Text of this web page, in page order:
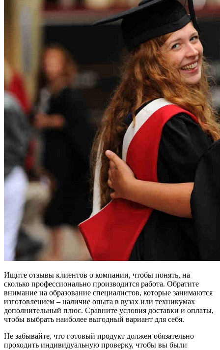
Ищите отзывы клиентов о компании, чтобы понять, на
сколько профессионально производится работа. Обратите
внимание на образование специалистов, которые занимаются
изготовлением – наличие опыта в вузах или техникумах
дополнительный плюс. Сравните условия доставки и оплаты,
чтобы выбрать наиболее выгодный вариант для себя.
Не забывайте, что готовый продукт должен обязательно
проходить индивидуальную проверку, чтобы вы были